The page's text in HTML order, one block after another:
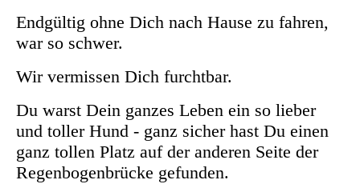
Endgültig ohne Dich nach Hause zu fahren,
war so schwer.
Wir vermissen Dich furchtbar.
Du warst Dein ganzes Leben ein so lieber
und toller Hund - ganz sicher hast Du einen
ganz tollen Platz auf der anderen Seite der
Regenbogenbrücke gefunden.